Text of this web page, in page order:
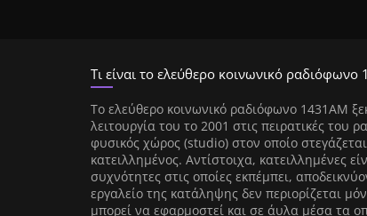
Τι είναι το ελεύθερο κοινωνικό
Tο ελεύθερο κοινωνικό ραδιόφωνο 1431AM
λειτουργία του το 2001 στις πειρατικές του
φυσικός χώρος (studio) στον οποίο στεγάζεται
κατειλλημένος. Αντίστοιχα, κατειλλημένες
συχνότητες στις οποίες εκπέμπει,
εργαλείο της κατάληψης δεν περιορίζεται
μπορεί να εφαρμοστεί και σε άυλα μέσα τα